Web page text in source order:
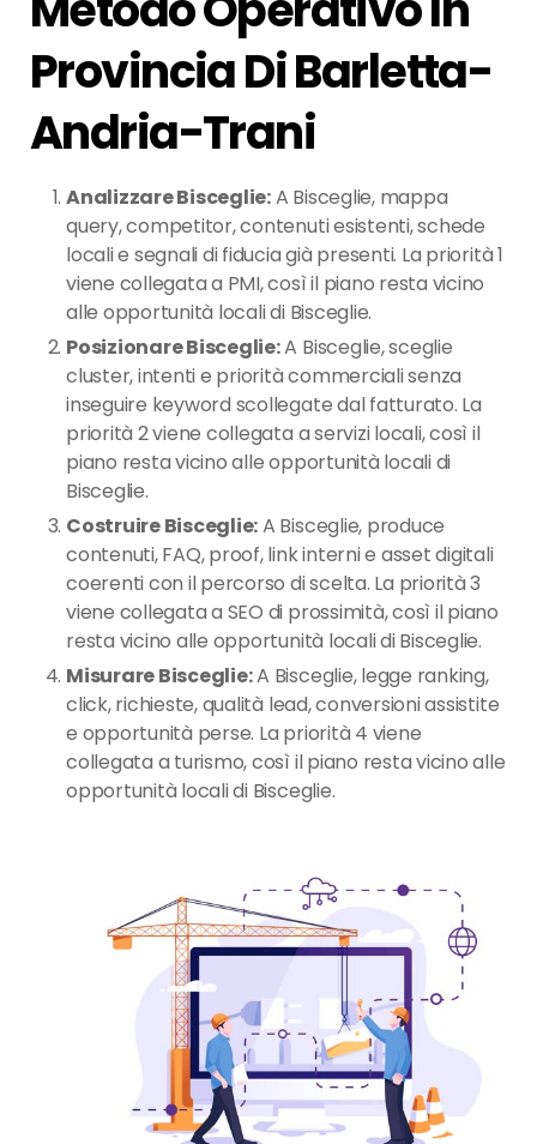
Provincia Di Barletta-
Andria-Trani
Analizzare Bisceglie:A Bisceglie, mappa
query, competitor, contenuti esistenti, schede
locali e segnali di fiducia già presenti. La priorità 1
viene collegata a PMI, così il piano resta vicino
alle opportunità locali di Bisceglie.
Posizionare Bisceglie:A Bisceglie, sceglie
cluster, intenti e priorità commerciali senza
inseguire keyword scollegate dal fatturato. La
priorità 2 viene collegata a servizi locali, così il
piano resta vicino alle opportunità locali di
Bisceglie.
Costruire Bisceglie:A Bisceglie, produce
contenuti, FAQ, proof, link interni e asset digitali
coerenti con il percorso di scelta. La priorità 3
viene collegata a SEO di prossimità, così il piano
resta vicino alle opportunità locali di Bisceglie.
Misurare Bisceglie:A Bisceglie, legge ranking,
click, richieste, qualità lead, conversioni assistite
e opportunità perse. La priorità 4 viene
collegata a turismo, così il piano resta vicino alle
opportunità locali di Bisceglie.